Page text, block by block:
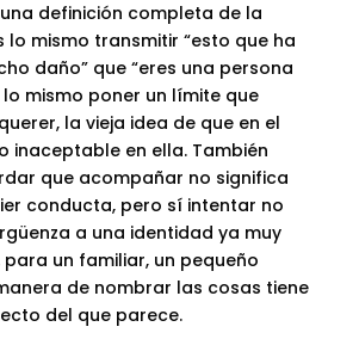
definición completa de la
lo mismo transmitir “esto que ha
daño” que “eres una persona
lo mismo poner un límite que
la vieja idea de que en el
inaceptable en ella. También
que acompañar no significa
conducta, pero sí intentar no
a una identidad ya muy
para un familiar, un pequeño
de nombrar las cosas tiene
del que parece.